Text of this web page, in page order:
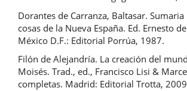
Dorantes de Carranza, Baltasar.
cosas de la Nueva España. Ed. Ernesto
México D.F.: Editorial Porrúa, 1987.
Filón de Alejandría. La creación del
Moisés. Trad., ed., Francisco Lisi &
completas. Madrid: Editorial Trotta,